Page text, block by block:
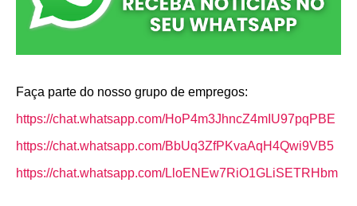
Faça parte do nosso grupo de empregos:
https://chat.whatsapp.com/HoP4m3JhncZ4mIU97pqPBE
https://chat.whatsapp.com/BbUq3ZfPKvaAqH4Qwi9VB5
https://chat.whatsapp.com/LloENEw7RiO1GLiSETRHbm